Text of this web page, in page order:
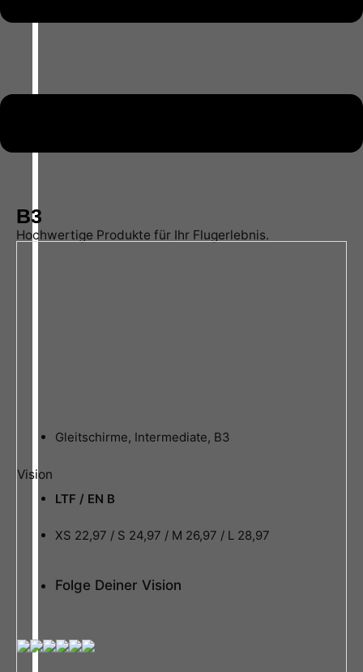
B3
Hochwertige Produkte für Ihr Flugerlebnis.
Gleitschirme, Intermediate, B3
Vision
LTF / EN B
XS 22,97 / S 24,97 / M 26,97 / L 28,97
Folge Deiner Vision